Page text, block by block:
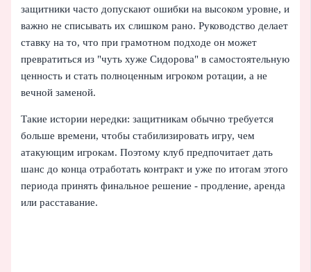
защитники часто допускают ошибки на высоком уровне, и
важно не списывать их слишком рано. Руководство делает
ставку на то, что при грамотном подходе он может
превратиться из "чуть хуже Сидорова" в самостоятельную
ценность и стать полноценным игроком ротации, а не
вечной заменой.
Такие истории нередки: защитникам обычно требуется
больше времени, чтобы стабилизировать игру, чем
атакующим игрокам. Поэтому клуб предпочитает дать
шанс до конца отработать контракт и уже по итогам этого
периода принять финальное решение - продление, аренда
или расставание.